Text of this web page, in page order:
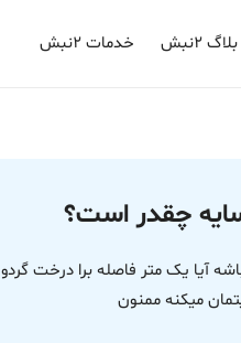
بلاگ ۲نبش خدمات ۲نبش
چقدر است؟
آیا یک متر فاصله برا درخت گردو
میکنه ممنون